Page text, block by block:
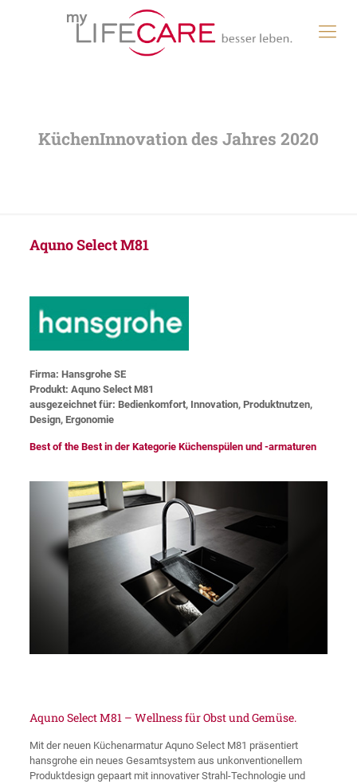
Aquno Select M81
Firma: Hansgrohe SE
Produkt: Aquno Select M81
ausgezeichnet für: Bedienkomfort, Innovation, Produktnutzen,
Design, Ergonomie
Best of the Best in der Kategorie Küchenspülen und -armaturen
Aquno Select M81 – Wellness für Obst und Gemüse.
Mit der neuen Küchenarmatur Aquno Select M81 präsentiert
hansgrohe ein neues Gesamtsystem aus unkonventionellem
Produktdesign gepaart mit innovativer Strahl-Technologie und